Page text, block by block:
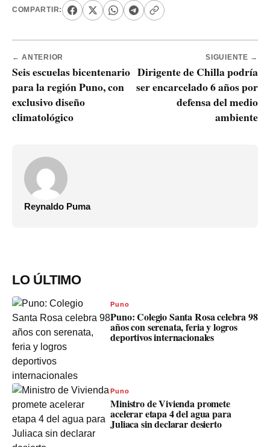
COMPARTIR:
← ANTERIOR
Seis escuelas bicentenario
para la región Puno, con
exclusivo diseño
climatológico
SIGUIENTE →
Dirigente de Chilla podría
ser encarcelado 6 años por
defensa del medio
ambiente
Reynaldo Puma
LO ÚLTIMO
Puno
Puno: Colegio Santa Rosa celebra 98
años con serenata, feria y logros
deportivos internacionales
Puno
Ministro de Vivienda promete
acelerar etapa 4 del agua para
Juliaca sin declarar desierto